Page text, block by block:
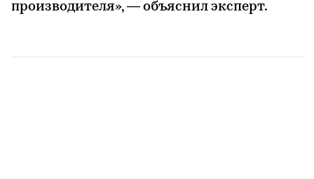
производителя», — объяснил эксперт.